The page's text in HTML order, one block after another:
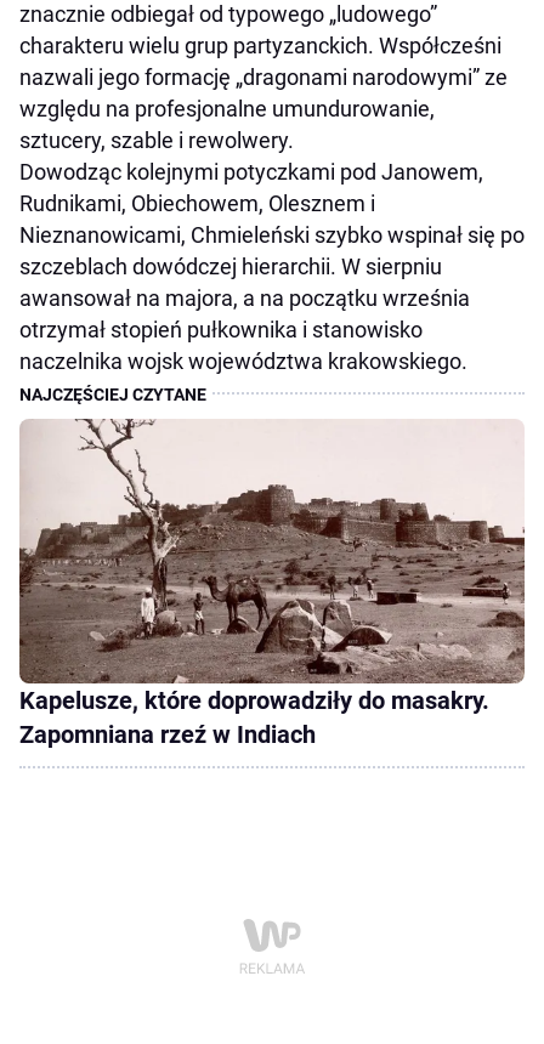
znacznie odbiegał od typowego „ludowego”
charakteru wielu grup partyzanckich. Współcześni
nazwali jego formację „dragonami narodowymi” ze
względu na profesjonalne umundurowanie,
sztucery, szable i rewolwery.
Dowodząc kolejnymi potyczkami pod Janowem,
Rudnikami, Obiechowem, Olesznem i
Nieznanowicami, Chmieleński szybko wspinał się po
szczeblach dowódczej hierarchii. W sierpniu
awansował na majora, a na początku września
otrzymał stopień pułkownika i stanowisko
naczelnika wojsk województwa krakowskiego.
Kapelusze, które doprowadziły do masakry.
Zapomniana rzeź w Indiach